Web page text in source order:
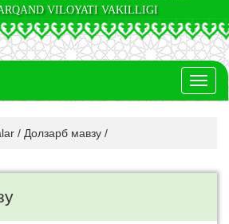
VILOYATI VAKILLIGI
/ Долзарб мавзу /